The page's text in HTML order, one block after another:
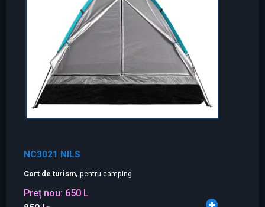
NC3021 NILS
Cort de turism, pentru camping
Preț nou: 650 L